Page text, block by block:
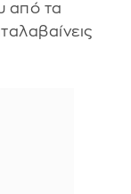
από τα